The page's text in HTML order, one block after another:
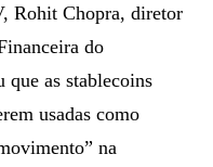
Rohit Chopra, diretor
do
as stablecoins
usadas como
na